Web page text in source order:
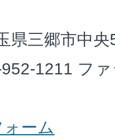
県三郷市中央
1211 フ
ーム